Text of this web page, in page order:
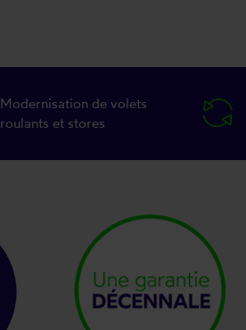
Modernisation de volets
roulants et stores